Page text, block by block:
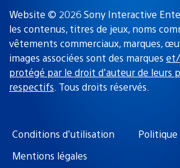
Website © 2026 Sony Interactive
les contenus, titres de jeux, noms
vêtements commerciaux, marques,
images associées sont des marques et/
protégé par le droit d’auteur de leurs
respectifs. Tous droits réservés.
Conditions d’utilisation
Mentions légales